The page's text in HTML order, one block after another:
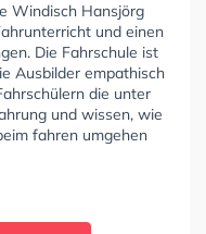
Windisch Hansjörg
und einen
Die Fahrschule ist
Ausbilder empathisch
die unter
und wissen, wie
fahren umgehen